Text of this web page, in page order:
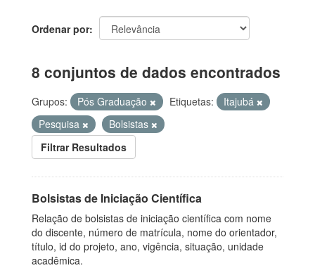
Ordenar por
8 conjuntos de dados encontrados
Grupos: Pós Graduação Etiquetas:
Itajubá
Pesquisa
Bolsistas
Filtrar Resultados
Bolsistas de Iniciação Científica
Relação de bolsistas de iniciação científica com nome
do discente, número de matrícula, nome do orientador,
título, id do projeto, ano, vigência, situação, unidade
acadêmica.